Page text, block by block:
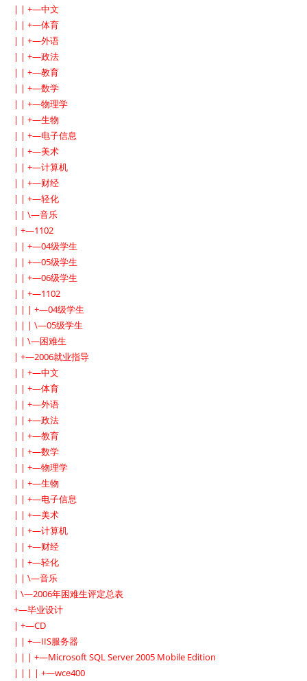
| | +—中文
| | +—体育
| | +—外语
| | +—政法
| | +—教育
| | +—数学
| | +—物理学
| | +—生物
| | +—电子信息
| | +—美术
| | +—计算机
| | +—财经
| | +—轻化
| | \—音乐
| +—1102
| | +—04级学生
| | +—05级学生
| | +—06级学生
| | +—1102
| | | +—04级学生
| | | \—05级学生
| | \—困难生
| +—2006就业指导
| | +—中文
| | +—体育
| | +—外语
| | +—政法
| | +—教育
| | +—数学
| | +—物理学
| | +—生物
| | +—电子信息
| | +—美术
| | +—计算机
| | +—财经
| | +—轻化
| | \—音乐
| \—2006年困难生评定总表
+—毕业设计
| +—CD
| | +—IIS服务器
| | | +—Microsoft SQL Server 2005 Mobile Edition
| | | | +—wce400